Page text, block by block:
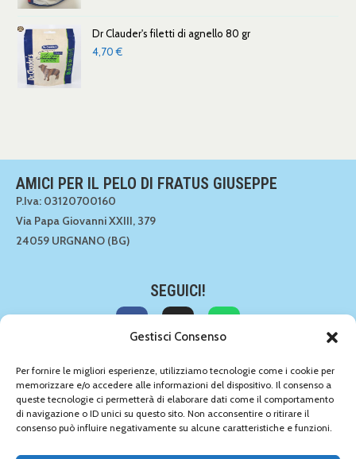
Gestisci Consenso
Per fornire le migliori esperienze, utilizziamo tecnologie come i cookie per
memorizzare e/o accedere alle informazioni del dispositivo. Il consenso a
queste tecnologie ci permetterà di elaborare dati come il comportamento
di navigazione o ID unici su questo sito. Non acconsentire o ritirare il
consenso può influire negativamente su alcune caratteristiche e funzioni.
Dr Clauder's filetti di agnello 80 gr
4,70€
AMICI PER IL PELO DI FRATUS GIUSEPPE
P.Iva: 03120700160
Via Papa Giovanni XXIII, 379
24059 URGNANO (BG)
SEGUICI!
CONTATTACI!
035 891549
035 891549
info@amiciperilpelo.net